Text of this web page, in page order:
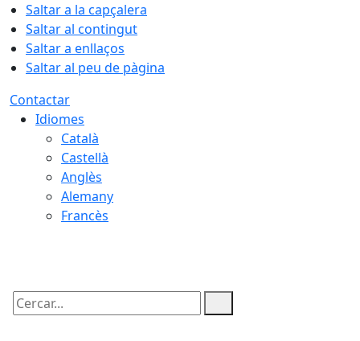
Saltar a la capçalera
Saltar al contingut
Saltar a enllaços
Saltar al peu de pàgina
Contactar
Idiomes
Català
Castellà
Anglès
Alemany
Francès
Cercar: